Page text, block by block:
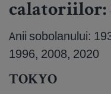
calatoriilor:
Anii sobolanului:
1996, 2008, 2020
TOKYO